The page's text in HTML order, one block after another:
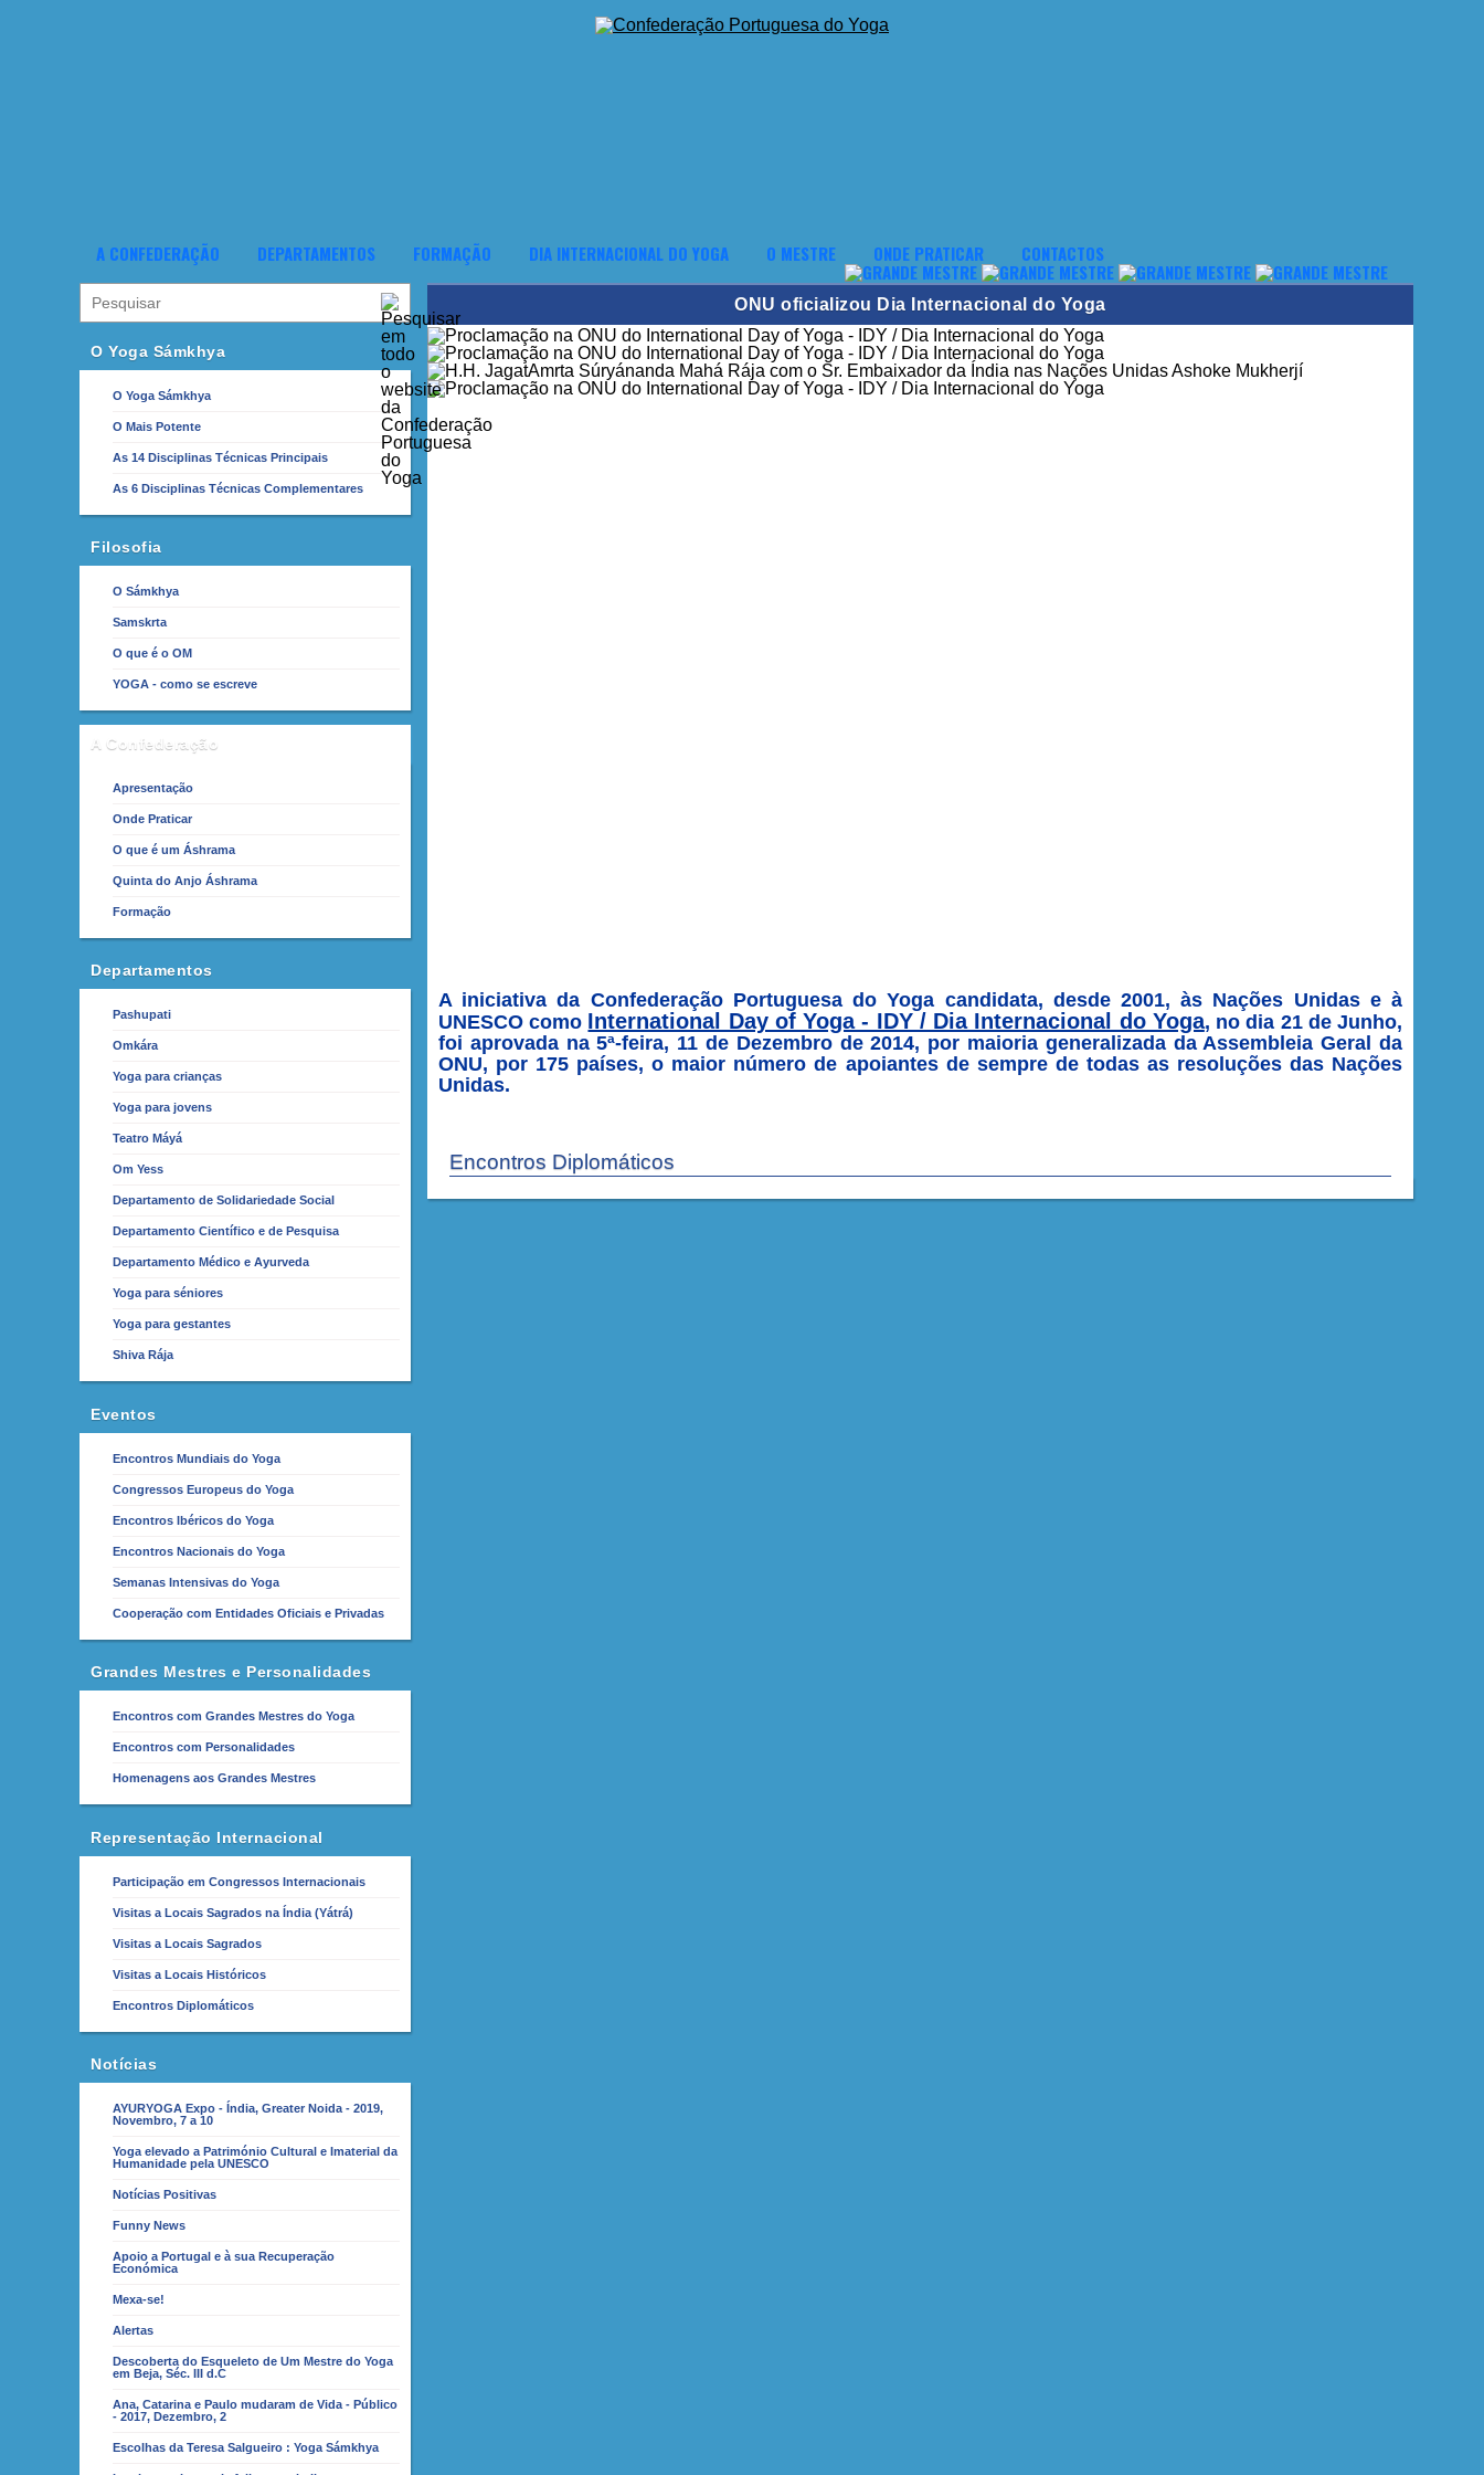
A CONFEDERAÇÃO DEPARTAMENTOS FORMAÇÃO DIA INTERNACIONAL DO YOGA O MESTRE ONDE PRATICAR CONTACTOS
O Yoga Sámkhya
O Yoga Sámkhya
O Mais Potente
As 14 Disciplinas Técnicas Principais
As 6 Disciplinas Técnicas Complementares
Filosofia
O Sámkhya
Samskrta
O que é o OM
YOGA - como se escreve
A Confederação
Apresentação
Onde Praticar
O que é um Áshrama
Quinta do Anjo Áshrama
Formação
Departamentos
Pashupati
Omkára
Yoga para crianças
Yoga para jovens
Teatro Máyá
Om Yess
Departamento de Solidariedade Social
Departamento Científico e de Pesquisa
Departamento Médico e Ayurveda
Yoga para séniores
Yoga para gestantes
Shiva Rája
Eventos
Encontros Mundiais do Yoga
Congressos Europeus do Yoga
Encontros Ibéricos do Yoga
Encontros Nacionais do Yoga
Semanas Intensivas do Yoga
Cooperação com Entidades Oficiais e Privadas
Grandes Mestres e Personalidades
Encontros com Grandes Mestres do Yoga
Encontros com Personalidades
Homenagens aos Grandes Mestres
Representação Internacional
Participação em Congressos Internacionais
Visitas a Locais Sagrados na Índia (Yátrá)
Visitas a Locais Sagrados
Visitas a Locais Históricos
Encontros Diplomáticos
Notícias
AYURYOGA Expo - Índia, Greater Noida - 2019,
Novembro, 7 a 10
Yoga elevado a Património Cultural e Imaterial da
Humanidade pela UNESCO
Notícias Positivas
Funny News
Apoio a Portugal e à sua Recuperação
Económica
Mexa-se!
Alertas
Descoberta do Esqueleto de Um Mestre do Yoga
em Beja, Séc. III d.C
Ana, Catarina e Paulo mudaram de Vida - Público
- 2017, Dezembro, 2
Escolhas da Teresa Salgueiro : Yoga Sámkhya
ONU oficializou Dia Internacional do Yoga
A iniciativa da Confederação Portuguesa do Yoga candidata, desde 2001, às Nações Unidas e à
UNESCO como International Day of Yoga - IDY / Dia Internacional do Yoga, no dia 21 de Junho,
foi aprovada na 5ª-feira, 11 de Dezembro de 2014, por maioria generalizada da Assembleia Geral da
ONU, por 175 países, o maior número de apoiantes de sempre de todas as resoluções das Nações
Unidas.
Encontros Diplomáticos